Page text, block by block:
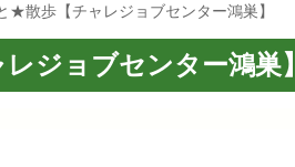
★散歩【チャレジョブセンター鴻巣】
ジョブセンター鴻巣】